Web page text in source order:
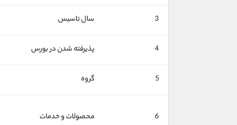
3 سال تاسیس
4 پذیرفته شدن در بورس
5 گروه
6 محصولات و خدمات